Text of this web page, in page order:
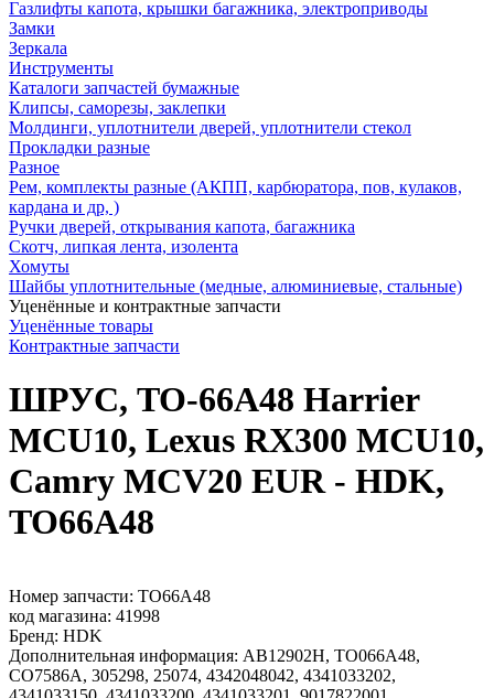
Газлифты капота, крышки багажника, электроприводы
Замки
Зеркала
Инструменты
Каталоги запчастей бумажные
Клипсы, саморезы, заклепки
Молдинги, уплотнители дверей, уплотнители стекол
Прокладки разные
Разное
Рем, комплекты разные (АКПП, карбюратора, пов, кулаков,
кардана и др, )
Ручки дверей, открывания капота, багажника
Скотч, липкая лента, изолента
Хомуты
Шайбы уплотнительные (медные, алюминиевые, стальные)
Уценённые и контрактные запчасти
Уценённые товары
Контрактные запчасти
ШРУС, TO-66A48 Harrier
MCU10, Lexus RX300 MCU10,
Camry MCV20 EUR - HDK,
TO66A48
Номер запчасти: TO66A48
код магазина: 41998
Бренд: HDK
Дополнительная информация: AB12902H, TO066A48,
CO7586A, 305298, 25074, 4342048042, 4341033202,